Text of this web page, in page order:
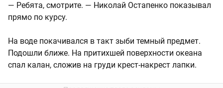
— Ребята, смотрите. — Николай Остапенко показывал
прямо по курсу.
На воде покачивался в такт зыби темный предмет.
Подошли ближе. На притихшей поверхности океана
спал калан, сложив на груди крест-накрест лапки.